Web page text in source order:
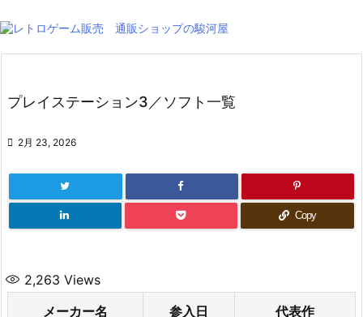
プレイステーション3／ソフト一覧
 2月 23, 2026
Copy
2,263 Views
メーカー名
参入日 代表作